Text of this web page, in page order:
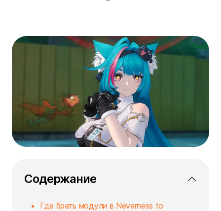
Содержание
Где брать модули в Neverness to